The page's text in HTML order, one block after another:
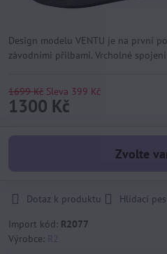
Design modelu VENTU je na první
závodními přilbami. Vrcholné
1699 Kč Sleva 399 Kč
1300 Kč
Zvolte
Dotaz k produktu Hlídací pes
Import kód: R2077
Výrobce: